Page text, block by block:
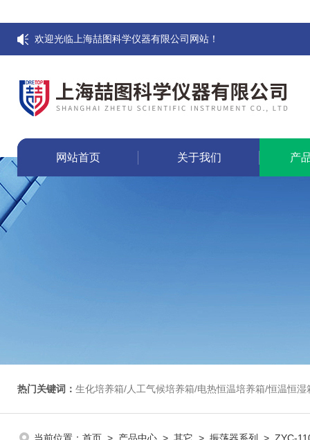
欢迎光临上海喆图科学仪器有限公司网站！
网站首页 关于我们 产
热门关键词： 生化培养箱/人工气候培养箱/电热恒温培养箱/恒温恒湿箱/光照培养箱/二氧化碳培养箱